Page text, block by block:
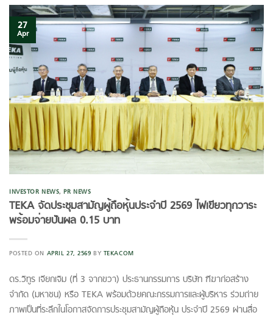
27
Apr
INVESTOR NEWS,PR NEWS
TEKA จัดประชุมสามัญผู้ถือหุ้นประจำปี 2569 ไฟเขียวทุกวาระ
พร้อมจ่ายปันผล 0.15 บาท
POSTED ON APRIL 27, 2569 BY TEKACOM
ดร.วิทูร เจียกเจิม (ที่ 3 จากขวา) ประธานกรรมการ บริษัท ฑีฆาก่อสร้าง
จำกัด (มหาชน) หรือ TEKA พร้อมด้วยคณะกรรมการและผู้บริหาร ร่วมถ่าย
ภาพเป็นที่ระลึกในโอกาสจัดการประชุมสามัญผู้ถือหุ้น ประจำปี 2569 ผ่านสื่อ